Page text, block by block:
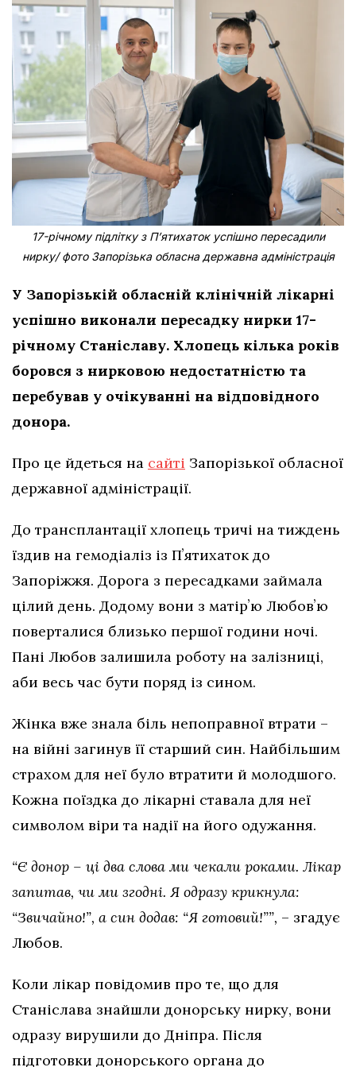
17-річному підлітку з Пʼятихаток успішно пересадили
нирку/ фото Запорізька обласна державна адміністрація
У Запорізькій обласній клінічній лікарні
успішно виконали пересадку нирки 17-
річному Станіславу. Хлопець кілька років
боровся з нирковою недостатністю та
перебував у очікуванні на відповідного
донора.
Про це йдеться на сайті Запорізької обласної
державної адміністрації.
До трансплантації хлопець тричі на тиждень
їздив на гемодіаліз із Пʼятихаток до
Запоріжжя. Дорога з пересадками займала
цілий день. Додому вони з матірʼю Любовʼю
поверталися близько першої години ночі.
Пані Любов залишила роботу на залізниці,
аби весь час бути поряд із сином.
Жінка вже знала біль непоправної втрати –
на війні загинув її старший син. Найбільшим
страхом для неї було втратити й молодшого.
Кожна поїздка до лікарні ставала для неї
символом віри та надії на його одужання.
“Є донор – ці два слова ми чекали роками. Лікар
запитав, чи ми згодні. Я одразу крикнула:
“Звичайно!”, а син додав: “Я готовий!””, – згадує
Любов.
Коли лікар повідомив про те, що для
Станіслава знайшли донорську нирку, вони
одразу вирушили до Дніпра. Після
підготовки донорського органа до